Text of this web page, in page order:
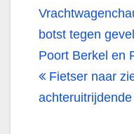
Bericht
navigatie
botst tegen
Poort Berkel en
Fietser naar